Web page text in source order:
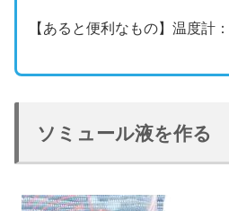
【あると便利なもの】温度計
ソミュール液を作る